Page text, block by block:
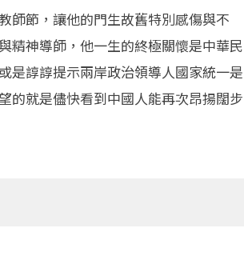
師節，讓他的門生故舊特別感傷與不
精神導師，他一生的終極關懷是中華民
是諄諄提示兩岸政治領導人國家統一是
的就是儘快看到中國人能再次昂揚闊步